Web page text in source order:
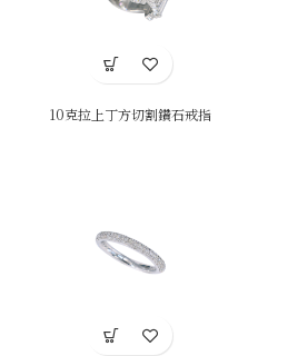
10克拉上丁方切割鑽石戒指